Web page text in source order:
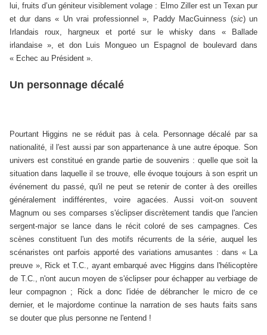
lui, fruits d’un géniteur visiblement volage : Elmo Ziller est un Texan pur
et dur dans « Un vrai professionnel », Paddy MacGuinness (sic) un
Irlandais roux, hargneux et porté sur le whisky dans « Ballade
irlandaise », et don Luis Mongueo un Espagnol de boulevard dans
« Echec au Président ».
Un personnage décalé
Pourtant Higgins ne se réduit pas à cela. Personnage décalé par sa
nationalité, il l'est aussi par son appartenance à une autre époque. Son
univers est constitué en grande partie de souvenirs : quelle que soit la
situation dans laquelle il se trouve, elle évoque toujours à son esprit un
événement du passé, qu'il ne peut se retenir de conter à des oreilles
généralement indifférentes, voire agacées. Aussi voit-on souvent
Magnum ou ses comparses s'éclipser discrètement tandis que l'ancien
sergent-major se lance dans le récit coloré de ses campagnes. Ces
scènes constituent l'un des motifs récurrents de la série, auquel les
scénaristes ont parfois apporté des variations amusantes : dans « La
preuve », Rick et T.C., ayant embarqué avec Higgins dans l'hélicoptère
de T.C., n'ont aucun moyen de s'éclipser pour échapper au verbiage de
leur compagnon ; Rick a donc l'idée de débrancher le micro de ce
dernier, et le majordome continue la narration de ses hauts faits sans
se douter que plus personne ne l'entend !